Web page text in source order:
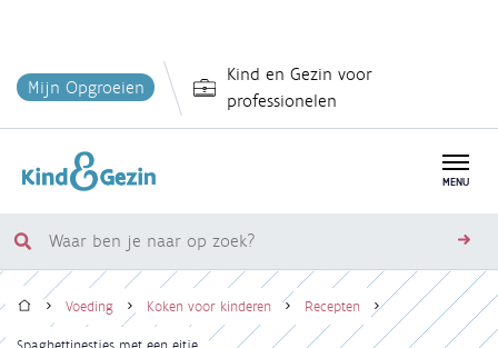
en
inhoud
Mijn Opgroeien
Kind en Gezin voor
professionelen
MENU
Waar
ben
je
HomeVoeding Koken voor kinderen Recepten